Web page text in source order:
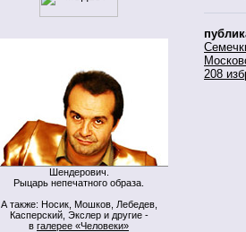
Шендерович.
Рыцарь непечатного образа.
А также: Носик, Мошков, Лебедев,
Касперский, Экслер и другие -
в галерее «Человеки»
208